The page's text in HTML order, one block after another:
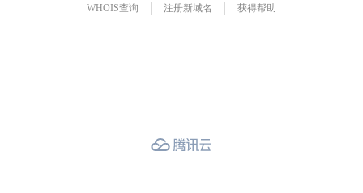
WHOIS查询 注册新域名 获得帮助